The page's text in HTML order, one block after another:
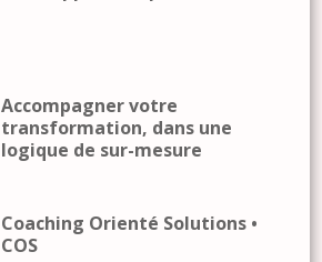
Accompagner votre
transformation, dans une
logique de sur-mesure
Coaching Orienté Solutions •
COS